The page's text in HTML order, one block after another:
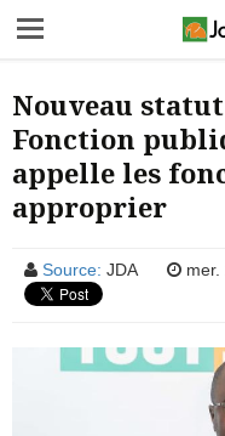
Nouveau
Fonction
appelle les
approprier
Source: JDA mer.